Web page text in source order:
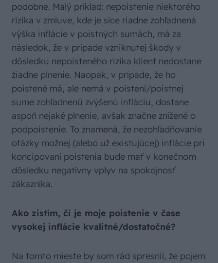
podobne. Malý príklad: nepoistenie niektorého
rizika v zmluve, kde je síce riadne zohľadnená
výška inflácie v poistných sumách, má za
následok, že v prípade vzniknutej škody v
dôsledku nepoisteného rizika klient nedostane
žiadne plnenie. Naopak, v prípade, že ho
poistené má, ale nemá v poistení/poistnej
sume zohľadnenú zvýšenú infláciu, dostane
aspoň nejaké plnenie, avšak značne znížené o
podpoistenie. To znamená, že nezohľadňovanie
otázky možnej (alebo už existujúcej) inflácie pri
koncipovaní poistenia bude mať v konečnom
dôsledku negatívny vplyv na spokojnosť
zákazníka.
Ako zistím, či je moje poistenie v čase
vysokej inflácie kvalitné/dostatočné?
Na tomto mieste by som rád spresnil, že pojem